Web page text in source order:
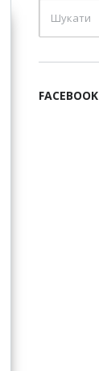
FACEBOOK